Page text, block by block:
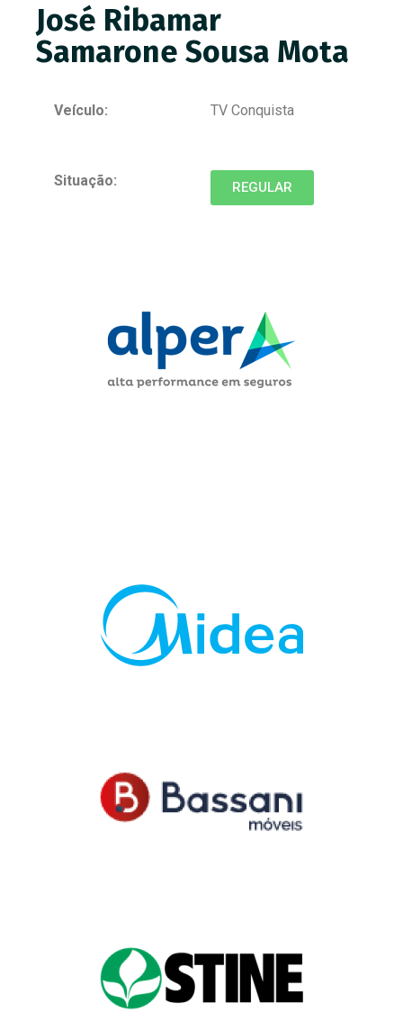
José Ribamar
Samarone Sousa Mota
Veículo: TV Conquista
Situação: REGULAR